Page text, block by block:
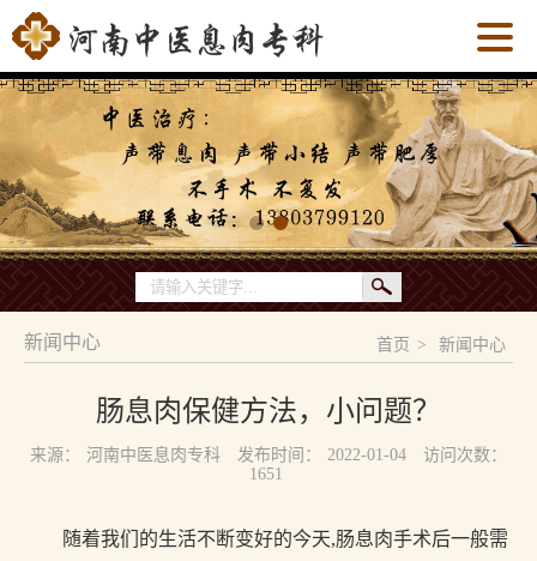
新闻中心 首页 > 新闻中心
肠息肉保健方法，小问题？
来源： 河南中医息肉专科 发布时间： 2022-01-04
访问次数：
1651
随着我们的生活不断变好的今天,肠息肉手术后一般需